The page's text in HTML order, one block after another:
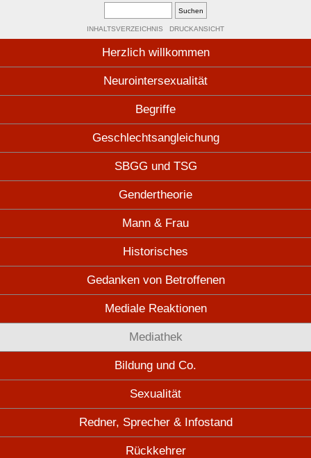
INHALTSVERZEICHNIS DRUCKANSICHT
Herzlich willkommen
Neurointersexualität
Begriffe
Geschlechtsangleichung
SBGG und TSG
Gendertheorie
Mann & Frau
Historisches
Gedanken von Betroffenen
Mediale Reaktionen
Mediathek
Bildung und Co.
Sexualität
Redner, Sprecher & Infostand
Rückkehrer